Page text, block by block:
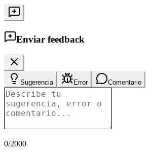
Enviar feedback
Sugerencia Error Comentario
0/2000